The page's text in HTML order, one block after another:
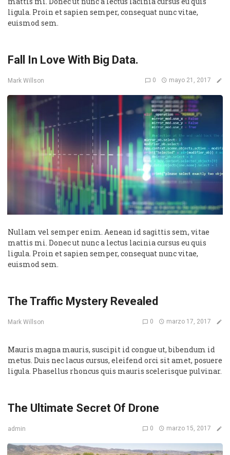
ligula. Proin et sapien semper, consequat nunc vitae,
euismod sem.
Fall In Love With Big Data.
Mark Willson 0 mayo 21, 2017
Nullam vel semper enim. Aenean id sagittis sem, vitae
mattis mi. Donec ut nunc a lectus lacinia cursus eu quis
ligula. Proin et sapien semper, consequat nunc vitae,
euismod sem.
The Traffic Mystery Revealed
Mark Willson 0 marzo 17, 2017
Mauris magna mauris, suscipit id congue ut, bibendum id
metus. Duis nec lacus cursus, eleifend orci sit amet, posuere
ligula. Phasellus rhoncus quis mauris scelerisque pulvinar.
The Ultimate Secret Of Drone
admin 0 marzo 15, 2017